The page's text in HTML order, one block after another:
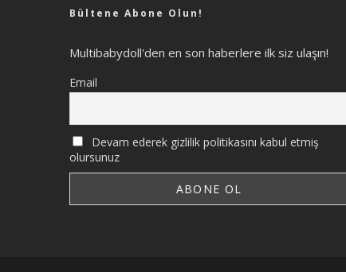
Bültene Abone Olun!
Multibabydoll'den en son haberlere ilk siz ulaşın!
Email
Devam ederek gizlilik politikasını kabul etmiş
olursunuz